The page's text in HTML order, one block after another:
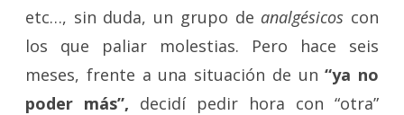
etc…, sin duda, un grupo de analgésicos con
los que paliar molestias. Pero hace seis
meses, frente a una situación de un“ya no
poder más”, decidí pedir hora con “otra”